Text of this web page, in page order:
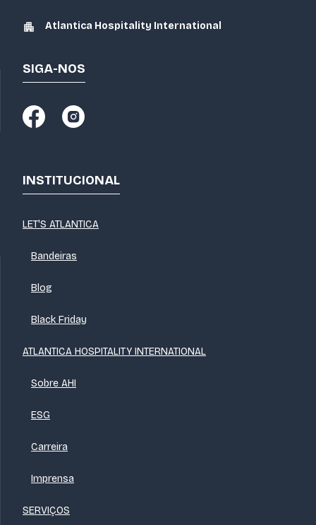
Atlantica Hospitality International
SIGA-NOS
INSTITUCIONAL
LET'S ATLANTICA
Bandeiras
Blog
Black Friday
ATLANTICA HOSPITALITY INTERNATIONAL
Sobre AHI
ESG
Carreira
Imprensa
SERVIÇOS